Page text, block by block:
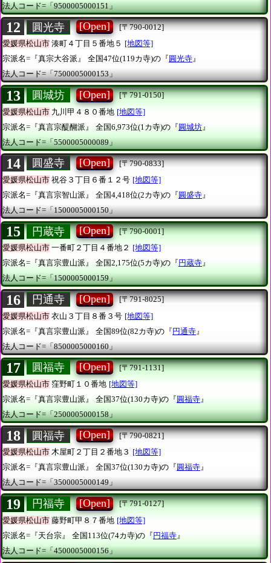
法人コード=「9500005000151」
12 圓光寺 [Open]
[〒790-0012]
愛媛県松山市 湊町４丁目５番地５ [地図等]
宗派名=『真宗大谷派』
全国47位(119カ寺)の『 圓光寺』
法人コード=「7500005000153」
13 圓城坊 [Open]
[〒791-0150]
愛媛県松山市 九川甲４８０番地 [地図等]
宗派名=『真言宗醍醐派』
全国6,973位(1カ寺)の『圓城坊 』
法人コード=「5500005000089」
14 圓盛寺 [Open]
[〒790-0833]
愛媛県松山市 祝谷３丁目６番１２号 [地図等]
宗派名=『真言宗智山派』
全国4,418位(2カ寺)の『 圓盛寺 』
法人コード=「1500005000150」
15 円蔵寺 [Open]
[〒790-0001]
愛媛県松山市 一番町２丁目４番地２ [地図等]
宗派名=『真言宗豊山派』
全国2,175位(5カ寺)の『 円蔵寺』
法人コード=「1500005000159」
16 円通寺 [Open]
[〒791-8025]
愛媛県松山市 衣山３丁目８番３号 [地図等]
宗派名=『真言宗豊山派』
全国89位(82カ寺)の『円通寺 』
法人コード=「8500005000160」
17 圓福寺 [Open]
[〒791-1131]
愛媛県松山市 窪野町１０番地 [地図等]
宗派名=『真言宗豊山派』
全国37位(130カ寺)の『 圓福寺 』
法人コード=「2500005000158」
18 圓福寺 [Open]
[〒790-0821]
愛媛県松山市 木屋町２丁目２番地３ [地図等]
宗派名=『真言宗豊山派』
全国37位(130カ寺)の『 圓福寺』
法人コード=「3500005000149」
19 円福寺 [Open]
[〒791-0127]
愛媛県松山市 藤野町甲８７番地 [地図等]
宗派名=『天台宗』
全国113位(74カ寺)の『円福寺 』
法人コード=「4500005000156」